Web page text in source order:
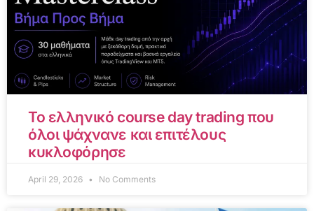
Το ελληνικό course day trading που
όλοι ψάχνανε και επιτέλους
κυκλοφόρησε
April 29, 2026 No Comments